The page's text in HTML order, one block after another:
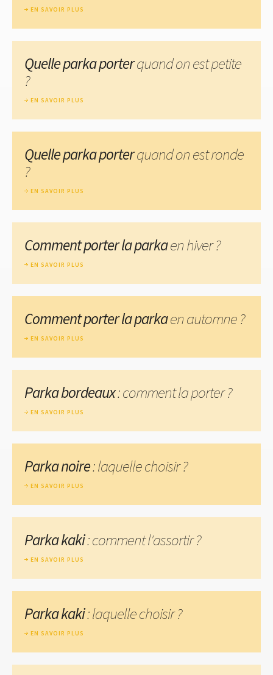
EN SAVOIR PLUS
Quelle parka porterquand on est petite
?
EN SAVOIR PLUS
Quelle parka porterquand on est ronde
?
EN SAVOIR PLUS
Comment porter la parkaen hiver ?
EN SAVOIR PLUS
Comment porter la parkaen automne ?
EN SAVOIR PLUS
Parka bordeaux: comment la porter ?
EN SAVOIR PLUS
Parka noire: laquelle choisir ?
EN SAVOIR PLUS
Parka kaki: comment l'assortir ?
EN SAVOIR PLUS
Parka kaki: laquelle choisir ?
EN SAVOIR PLUS